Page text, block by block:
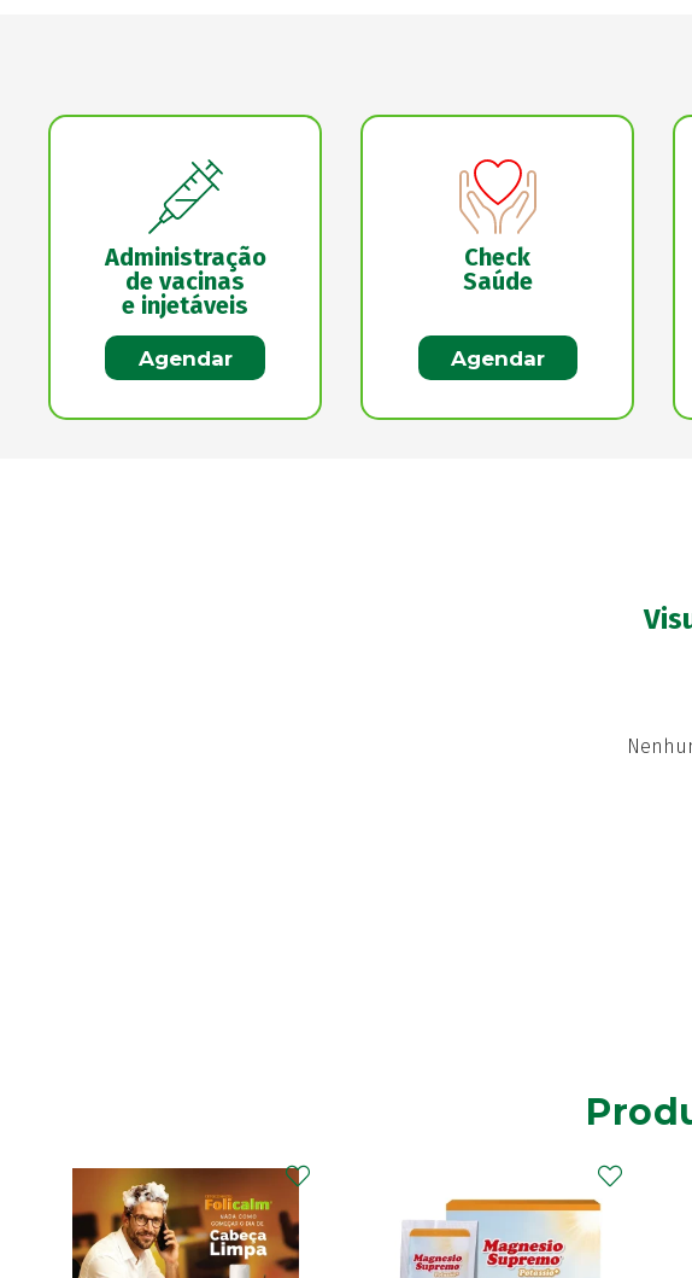
Administração
de vacinas
e injetáveis
Agendar
Check
Saúde
Agendar